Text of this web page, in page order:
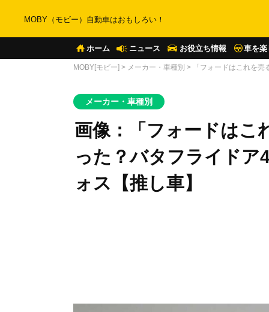
MOBY（モビー）自動車はおもしろい！
ホーム ニュース お役立ち情報 車を楽
MOBY[モビー] > メーカー・車種別 > 「フォードはこれを
メーカー・車種別
画像：「フォードはこ
った？バタフライドア
ォス【推し車】